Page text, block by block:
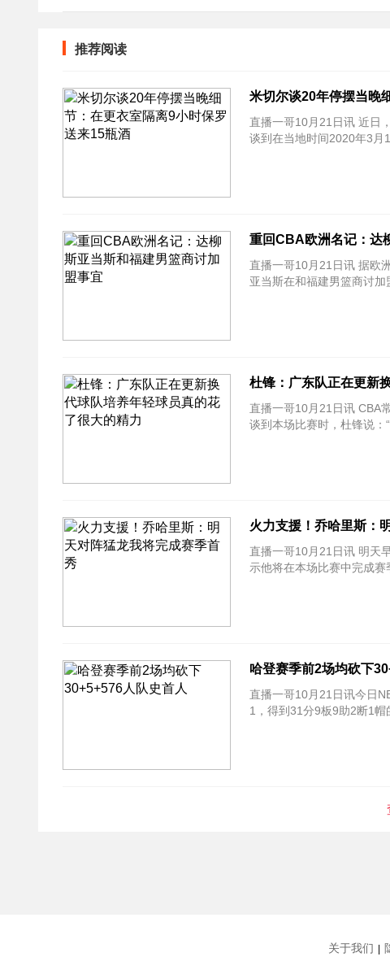
推荐阅读
米切尔谈20年停摆当晚
直播一哥10月21日讯 近日
谈到在当地时间2020年3月
重回CBA欧洲名记：达
直播一哥10月21日讯 据欧
亚当斯在和福建男篮商讨
杜锋：广东队正在更新
直播一哥10月21日讯 CBA
谈到本场比赛时，杜锋说
火力支援！乔哈里斯：
直播一哥10月21日讯 明天
示他将在本场比赛中完成赛
哈登赛季前2场均砍下
直播一哥10月21日讯今日
1，得到31分9板9助2断1
关于我们